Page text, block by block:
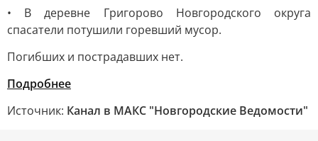
• В деревне Григорово Новгородского округа
спасатели потушили горевший мусор.
Погибших и пострадавших нет.
Подробнее
Источник: Канал в МАКС "Новгородские Ведомости"